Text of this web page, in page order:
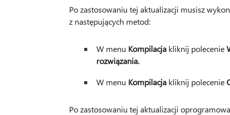
Po zastosowaniu tej aktualizacji musisz
z następujących metod:
W menu Kompilacjakliknij polecenie
rozwiązania.
W menu Kompilacjakliknij polecenie
Po zastosowaniu tej aktualizacji